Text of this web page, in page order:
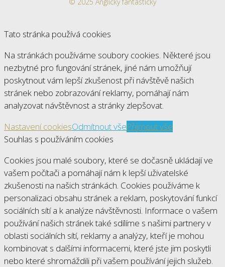
Tato stránka používá cookies
Na stránkách používáme soubory cookies. Některé jsou
nezbytné pro fungování stránek, jiné nám umožňují
poskytnout vám lepší zkušenost při návštěvě našich
stránek nebo zobrazování reklamy, pomáhají nám
analyzovat návštěvnost a stránky zlepšovat.
Nastavení cookiesOdmítnout všePřijmout vše
Souhlas s používáním cookies
Cookies jsou malé soubory, které se dočasně ukládají ve
vašem počítači a pomáhají nám k lepší uživatelské
zkušenosti na našich stránkách. Cookies používáme k
personalizaci obsahu stránek a reklam, poskytování funkcí
sociálních sítí a k analýze návštěvnosti. Informace o vašem
používání našich stránek také sdílíme s našimi partnery v
oblasti sociálních sítí, reklamy a analýzy, kteří je mohou
kombinovat s dalšími informacemi, které jste jim poskytli
nebo které shromáždili při vašem používání jejich služeb.